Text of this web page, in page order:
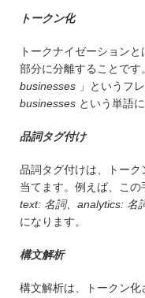
トークン化
トークナイゼーション
部分に分離することです
businesses 」というフ
businesses という単語
品詞タグ付け
品詞タグ付けは、トーク
当てます。例えば、この
text: 名詞、analytics: 名
になります。
構文解析
構文解析は、トークン